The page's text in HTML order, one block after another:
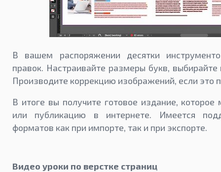
В вашем распоряжении десятки
правок. Настраивайте размеры букв,
Производите коррекцию изображений, если это
В итоге вы получите готовое издание,
или публикацию в интернете. Имеется
форматов как при импорте, так и при экспорте.
Видео уроки по верстке страниц